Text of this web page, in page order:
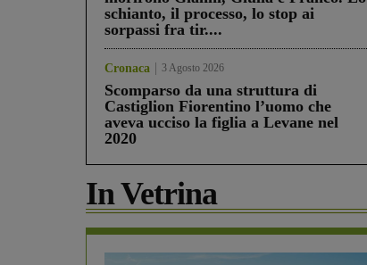
schianto, il processo, lo stop ai
sorpassi fra tir....
Cronaca 3 Agosto 2026
Scomparso da una struttura di
Castiglion Fiorentino l’uomo che
aveva ucciso la figlia a Levane nel
2020
In Vetrina